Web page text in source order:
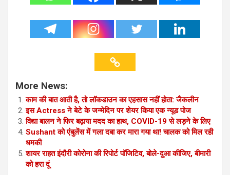
More News:
काम की बात आती है, तो लॉकडाउन का एहसास नहीं होता: जैकलीन
इस Actress ने बेटे के जन्मेदिन पर शेयर किया एक न्यूड पोज
विद्या बालन ने फिर बढ़ाया मदद का हाथ, COVID-19 से लड़ने के लिए
Sushant को एंबुलेंस में गला दबा कर मारा गया था! चालक को मिल रही
धमकी
शायर राहत इंदौरी कोरोना की रिपोर्ट पॉजिटिव, बोले-दुआ कीजिए, बीमारी
को हरा दूं